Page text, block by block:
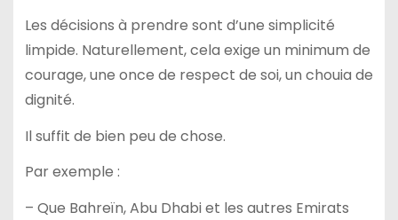
Les décisions à prendre sont d’une simplicité
limpide. Naturellement, cela exige un minimum de
courage, une once de respect de soi, un chouia de
dignité.
Il suffit de bien peu de chose.
Par exemple :
– Que Bahreïn, Abu Dhabi et les autres Emirats